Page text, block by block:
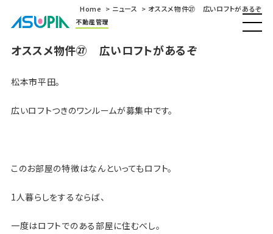
不動産管理
Home ニュース オススメ物件㉗ 広いロフトがあるぞ
オススメ物件㉗ 広いロフトがあるぞ
松本市平田。
広いロフトつきのワンルームが募集中です。
このお部屋の特徴はなんといってもロフト。
1人暮らしをするならば、
一度はロフトでのある部屋に住むべし。